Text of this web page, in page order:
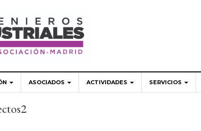
ASOCIADOS ACTIVIDADES SERVICIOS